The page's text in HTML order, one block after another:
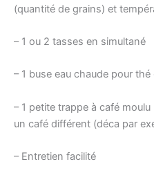
(quantité de grains) et
– 1 ou 2 tasses en simultané
– 1 buse eau chaude pour
– 1 petite trappe à café
un café différent (déca par
– Entretien facilité